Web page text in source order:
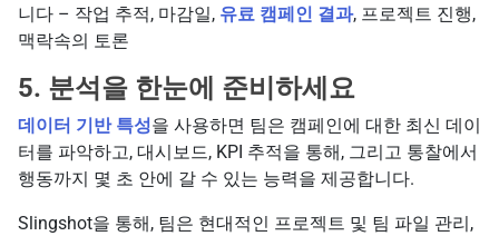
니다 – 작업 추적, 마감일, 유료 캠페인 결과, 프로젝트 진행,
맥락속의 토론
5. 분석을 한눈에 준비하세요
데이터 기반 특성을 사용하면 팀은 캠페인에 대한 최신 데이
터를 파악하고, 대시보드, KPI 추적을 통해, 그리고 통찰에서
행동까지 몇 초 안에 갈 수 있는 능력을 제공합니다.
Slingshot을 통해, 팀은 현대적인 프로젝트 및 팀 파일 관리,